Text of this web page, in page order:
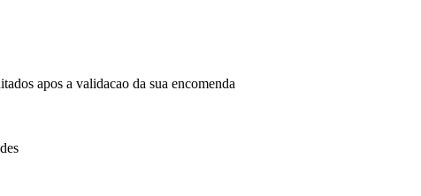
apos a validacao da sua encomenda